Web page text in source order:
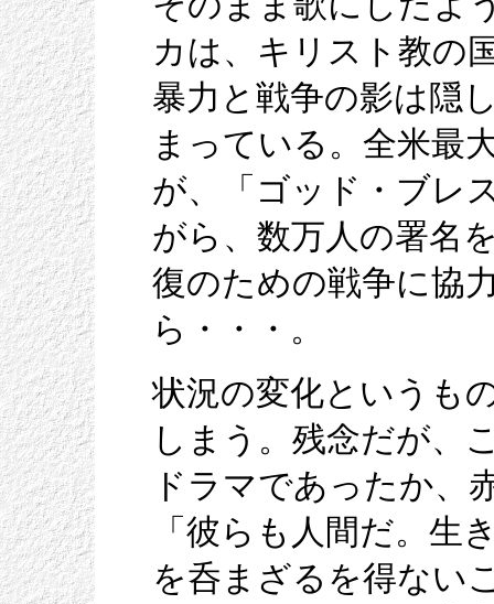
カは、キリスト教の
暴力と戦争の影は隠
まっている。全米最
が、「ゴッド・ブレ
がら、数万人の署名
復のための戦争に協
ら・・・。
状況の変化というも
しまう。残念だが、
ドラマであったか、
「彼らも人間だ。生
を呑まざるを得ない